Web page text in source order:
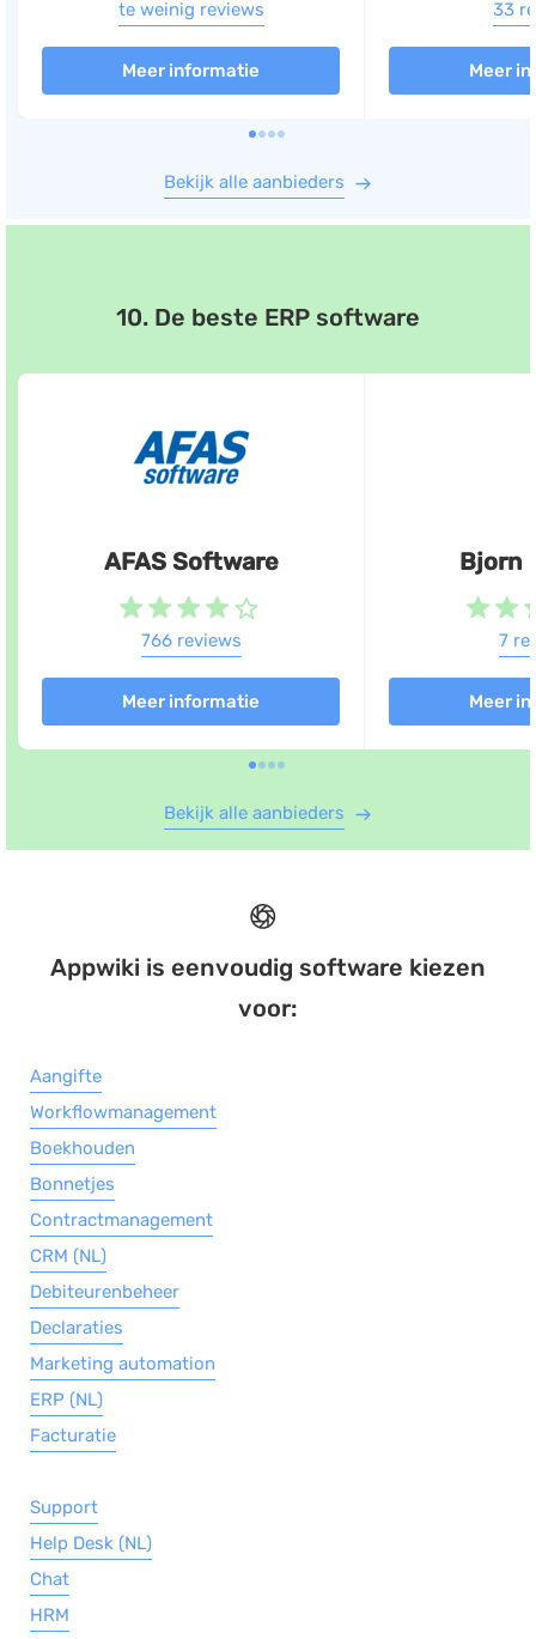
te weinig reviews
Meer informatie
33
Meer
Bekijk alle aanbieders
10. De beste ERP software
AFAS Software
766 reviews
Meer informatie
Bjorn
7
Meer
Bekijk alle aanbieders
Appwiki is eenvoudig software kiezen
voor:
Aangifte
Workflowmanagement
Boekhouden
Bonnetjes
Contractmanagement
CRM (NL)
Debiteurenbeheer
Declaraties
Marketing automation
ERP (NL)
Facturatie
Support
Help Desk (NL)
Chat
HRM